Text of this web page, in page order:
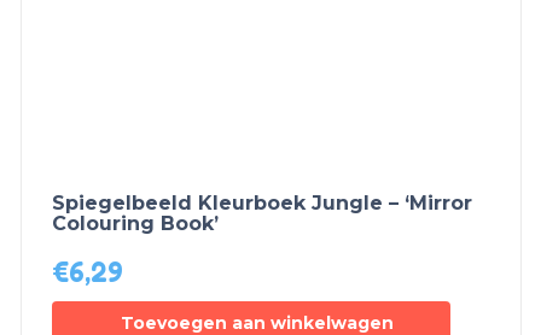
Spiegelbeeld Kleurboek Jungle – ‘Mirror
Colouring Book’
€6,29
Toevoegen aan winkelwagen